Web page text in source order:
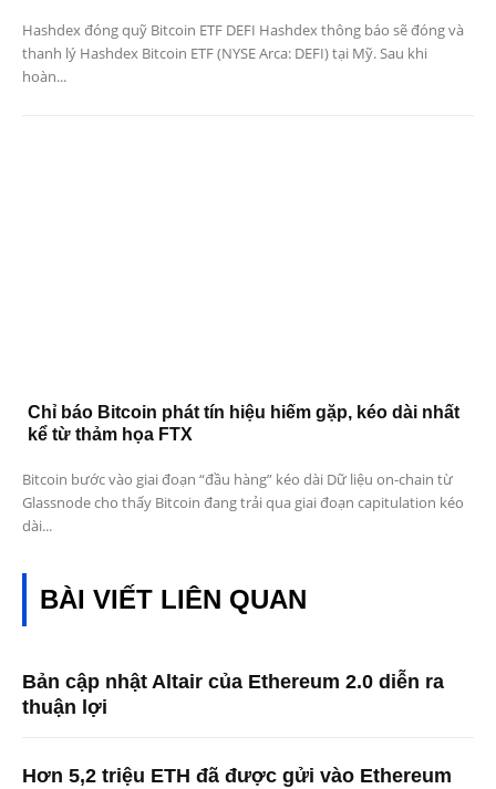
Hashdex đóng quỹ Bitcoin ETF DEFI Hashdex thông báo sẽ đóng và
thanh lý Hashdex Bitcoin ETF (NYSE Arca: DEFI) tại Mỹ. Sau khi
hoàn...
Chỉ báo Bitcoin phát tín hiệu hiếm gặp, kéo dài nhất
kể từ thảm họa FTX
Bitcoin bước vào giai đoạn “đầu hàng” kéo dài Dữ liệu on-chain từ
Glassnode cho thấy Bitcoin đang trải qua giai đoạn capitulation kéo
dài...
BÀI VIẾT LIÊN QUAN
Bản cập nhật Altair của Ethereum 2.0 diễn ra
thuận lợi
Hơn 5,2 triệu ETH đã được gửi vào Ethereum